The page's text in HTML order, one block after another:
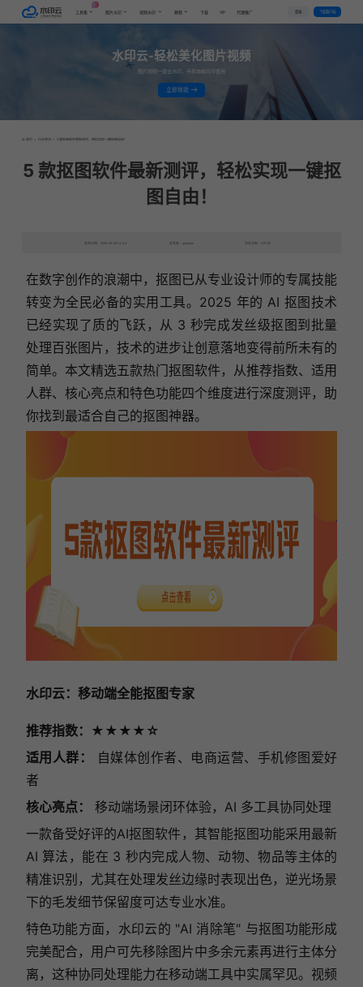
工具集 图片水印 视频水印 教程 下载 VIP 代理推广 登录 下载客户端
水印云-轻松美化图片视频
图片视频一键去水印，手机电脑均可使用
立即体验
首页 > 行业资讯 > 5 款抠图软件最新测评，轻松实现一键抠图自由！
5 款抠图软件最新测评，轻松实现一键抠
图自由！
发布日期：2025-09-09 14:42 发表者：qianqian 浏览次数：2371次
在数字创作的浪潮中，抠图已从专业设计师的专属技能
转变为全民必备的实用工具。2025 年的 AI 抠图技术
已经实现了质的飞跃，从 3 秒完成发丝级抠图到批量
处理百张图片，技术的进步让创意落地变得前所未有的
简单。本文精选五款热门抠图软件，从推荐指数、适用
人群、核心亮点和特色功能四个维度进行深度测评，助
你找到最适合自己的抠图神器。
水印云：移动端全能抠图专家
推荐指数：★★★★☆
适用人群：
自媒体创作者、电商运营、手机修图爱好
者
核心亮点：
移动端场景闭环体验，AI 多工具协同处理
一款备受好评的AI抠图软件，其智能抠图功能采用最新
AI 算法，能在 3 秒内完成人物、动物、物品等主体的
精准识别，尤其在处理发丝边缘时表现出色，逆光场景
下的毛发细节保留度可达专业水准。
特色功能方面，水印云的 "AI 消除笔" 与抠图功能形成
完美配合，用户可先移除图片中多余元素再进行主体分
离，这种协同处理能力在移动端工具中实属罕见。视频